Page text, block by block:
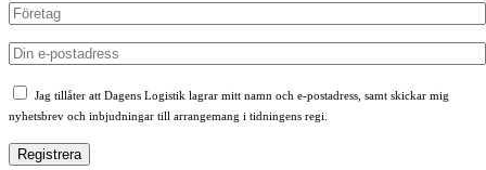
Jag tillåter att Dagens Logistik lagrar mitt namn och e-postadress, samt skickar mig
nyhetsbrev och inbjudningar till arrangemang i tidningens regi.